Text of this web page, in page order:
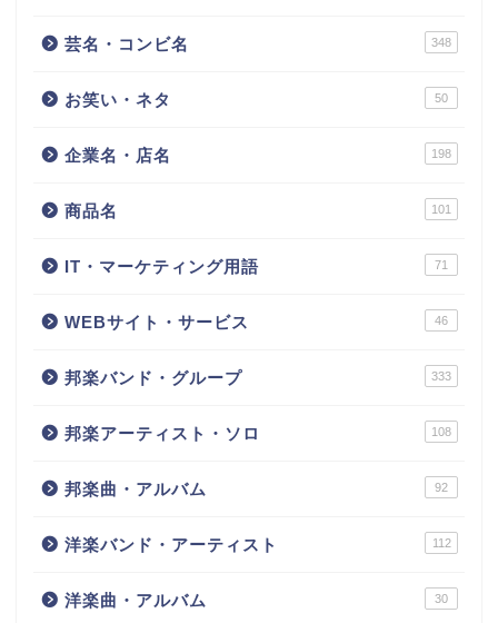
芸名・コンビ名 348
お笑い・ネタ 50
企業名・店名 198
商品名 101
IT・マーケティング用語 71
WEBサイト・サービス 46
邦楽バンド・グループ 333
邦楽アーティスト・ソロ 108
邦楽曲・アルバム 92
洋楽バンド・アーティスト 112
洋楽曲・アルバム 30